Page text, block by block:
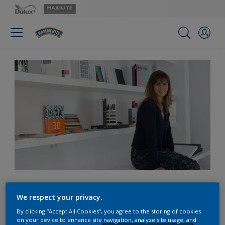
Nhóm chuyên gia về xu
hướng màu sắc
We respect your privacy.
By clicking “Accept All Cookies”, you agree to the storing of cookies
on your device to enhance site navigation, analyze site usage, and